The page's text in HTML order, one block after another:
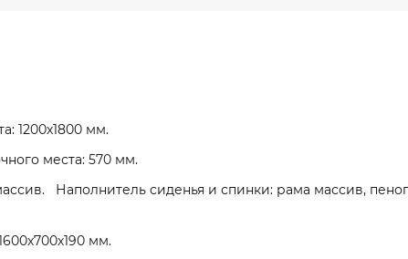
1200х1800 мм.
места: 570 мм.
Наполнитель сиденья и спинки: рама массив,
мм.